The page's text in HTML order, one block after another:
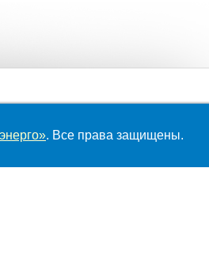
. Все права защищены.